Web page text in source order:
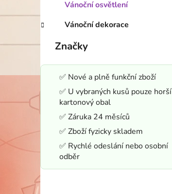
Vánoční osvětlení
Vánoční dekorace
Značky
✅ Nové a plně funkční zboží
✅ U vybraných kusů pouze horší
kartonový obal
✅ Záruka 24 měsíců
✅ Zboží fyzicky skladem
✅ Rychlé odeslání nebo osobní
odběr